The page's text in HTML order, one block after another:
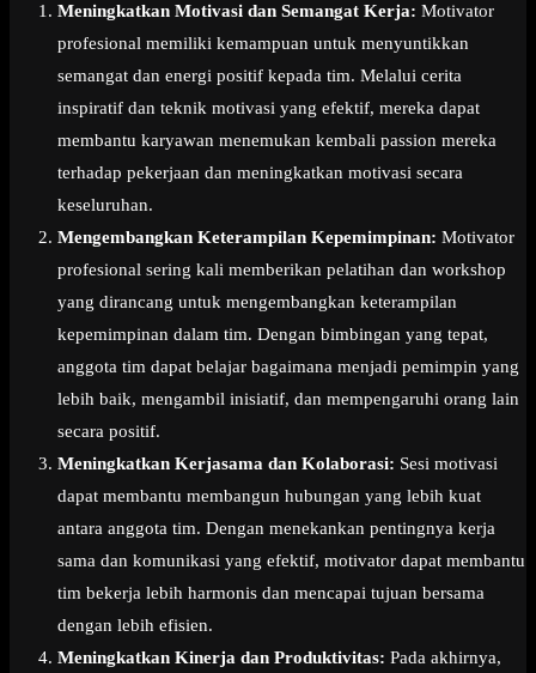
Meningkatkan Motivasi dan Semangat Kerja: Motivator
profesional memiliki kemampuan untuk menyuntikkan
semangat dan energi positif kepada tim. Melalui cerita
inspiratif dan teknik motivasi yang efektif, mereka dapat
membantu karyawan menemukan kembali passion mereka
terhadap pekerjaan dan meningkatkan motivasi secara
keseluruhan.
Mengembangkan Keterampilan Kepemimpinan: Motivator
profesional sering kali memberikan pelatihan dan workshop
yang dirancang untuk mengembangkan keterampilan
kepemimpinan dalam tim. Dengan bimbingan yang tepat,
anggota tim dapat belajar bagaimana menjadi pemimpin yang
lebih baik, mengambil inisiatif, dan mempengaruhi orang lain
secara positif.
Meningkatkan Kerjasama dan Kolaborasi: Sesi motivasi
dapat membantu membangun hubungan yang lebih kuat
antara anggota tim. Dengan menekankan pentingnya kerja
sama dan komunikasi yang efektif, motivator dapat membantu
tim bekerja lebih harmonis dan mencapai tujuan bersama
dengan lebih efisien.
Meningkatkan Kinerja dan Produktivitas: Pada akhirnya,